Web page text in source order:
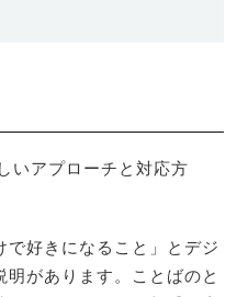
好きになること」とデジ
があります。ことばのと